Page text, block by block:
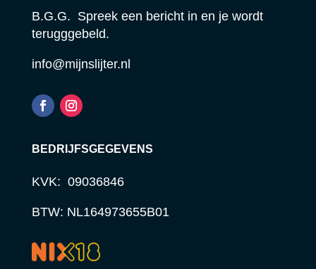
B.G.G. Spreek een bericht in en je wordt
terugggebeld.
info@mijnslijter.nl
BEDRIJFSGEGEVENS
KVK: 09036846
BTW: NL164973655B01